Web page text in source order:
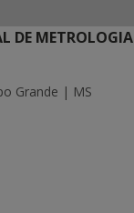
DE METROLOGIA
Grande | MS